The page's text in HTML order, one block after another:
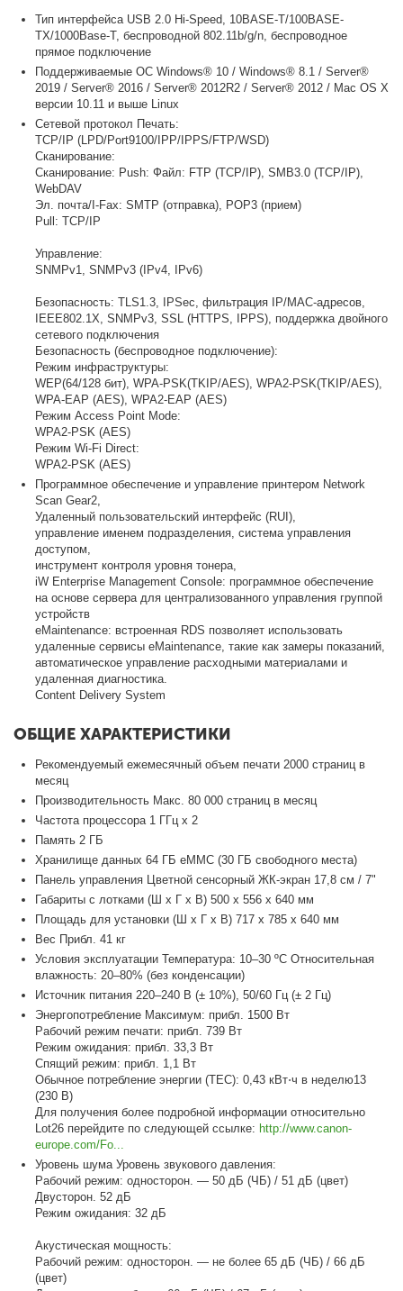
Тип интерфейса USB 2.0 Hi-Speed, 10BASE-T/100BASE-
TX/1000Base-T, беспроводной 802.11b/g/n, беспроводное
прямое подключение
Поддерживаемые ОС Windows® 10 / Windows® 8.1 / Server®
2019 / Server® 2016 / Server® 2012R2 / Server® 2012 / Mac OS X
версии 10.11 и выше Linux
Сетевой протокол Печать:
TCP/IP (LPD/Port9100/IPP/IPPS/FTP/WSD)
Сканирование:
Сканирование: Push: Файл: FTP (TCP/IP), SMB3.0 (TCP/IP),
WebDAV
Эл. почта/I-Fax: SMTP (отправка), POP3 (прием)
Pull: TCP/IP
Управление:
SNMPv1, SNMPv3 (IPv4, IPv6)
Безопасность: TLS1.3, IPSec, фильтрация IP/MAC-адресов,
IEEE802.1X, SNMPv3, SSL (HTTPS, IPPS), поддержка двойного
сетевого подключения
Безопасность (беспроводное подключение):
Режим инфраструктуры:
WEP(64/128 бит), WPA-PSK(TKIP/AES), WPA2-PSK(TKIP/AES),
WPA-EAP (AES), WPA2-EAP (AES)
Режим Access Point Mode:
WPA2-PSK (AES)
Режим Wi-Fi Direct:
WPA2-PSK (AES)
Программное обеспечение и управление принтером Network
Scan Gear2,
Удаленный пользовательский интерфейс (RUI),
управление именем подразделения, система управления
доступом,
инструмент контроля уровня тонера,
iW Enterprise Management Console: программное обеспечение
на основе сервера для централизованного управления группой
устройств
eMaintenance: встроенная RDS позволяет использовать
удаленные сервисы eMaintenance, такие как замеры показаний,
автоматическое управление расходными материалами и
удаленная диагностика.
Content Delivery System
ОБЩИЕ ХАРАКТЕРИСТИКИ
Рекомендуемый ежемесячный объем печати 2000 страниц в
месяц
Производительность Макс. 80 000 страниц в месяц
Частота процессора 1 ГГц x 2
Память 2 ГБ
Хранилище данных 64 ГБ eMMC (30 ГБ свободного места)
Панель управления Цветной сенсорный ЖК-экран 17,8 см / 7"
Габариты с лотками (Ш x Г x В) 500 x 556 x 640 мм
Площадь для установки (Ш x Г x В) 717 x 785 x 640 мм
Вес Прибл. 41 кг
Условия эксплуатации Температура: 10–30 ºC Относительная
влажность: 20–80% (без конденсации)
Источник питания 220–240 В (± 10%), 50/60 Гц (± 2 Гц)
Энергопотребление Максимум: прибл. 1500 Вт
Рабочий режим печати: прибл. 739 Вт
Режим ожидания: прибл. 33,3 Вт
Спящий режим: прибл. 1,1 Вт
Обычное потребление энергии (TEC): 0,43 кВт⋅ч в неделю13
(230 В)
Для получения более подробной информации относительно
Lot26 перейдите по следующей ссылке: http://www.canon-
europe.com/Fo...
Уровень шума Уровень звукового давления:
Рабочий режим: односторон. — 50 дБ (ЧБ) / 51 дБ (цвет)
Двусторон. 52 дБ
Режим ожидания: 32 дБ
Акустическая мощность:
Рабочий режим: односторон. — не более 65 дБ (ЧБ) / 66 дБ
(цвет)